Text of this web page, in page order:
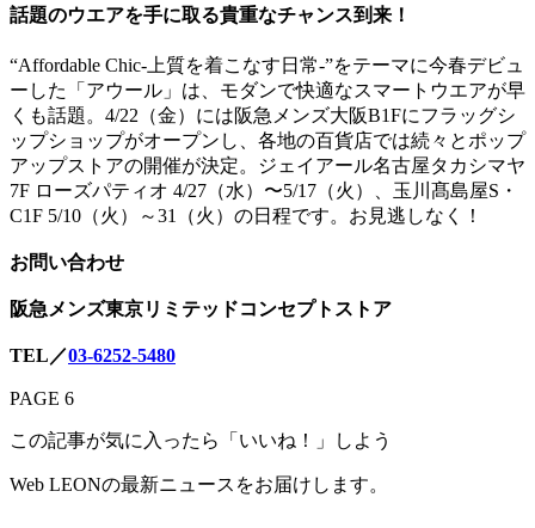
話題のウエアを手に取る貴重なチャンス到来！
“Affordable Chic-上質を着こなす日常-”をテーマに今春デビュ
ーした「アウール」は、モダンで快適なスマートウエアが早
くも話題。4/22（金）には阪急メンズ大阪B1Fにフラッグシ
ップショップがオープンし、各地の百貨店では続々とポップ
アップストアの開催が決定。ジェイアール名古屋タカシマヤ
7F ローズパティオ 4/27（水）〜5/17（火）、玉川髙島屋S・
C1F 5/10（火）～31（火）の日程です。お見逃しなく！
お問い合わせ
阪急メンズ東京リミテッドコンセプトストア
TEL／03-6252-5480
PAGE 6
この記事が気に入ったら「いいね！」しよう
Web LEONの最新ニュースをお届けします。